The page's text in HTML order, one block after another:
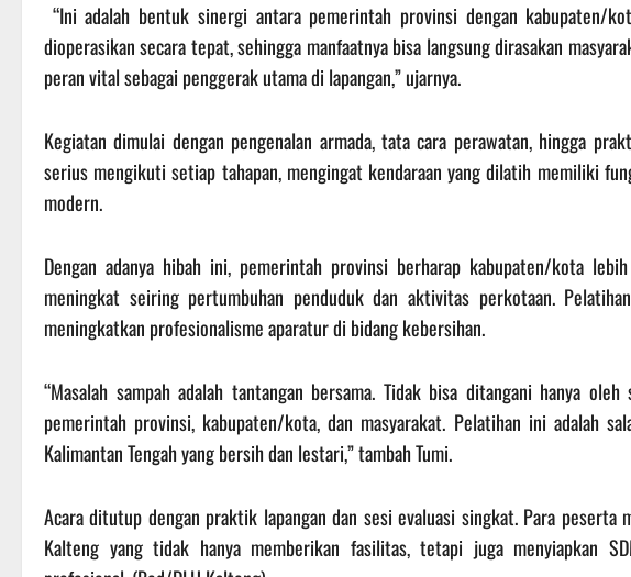
“Ini adalah bentuk sinergi antara pemerintah provinsi dengan kabupaten/
dioperasikan secara tepat, sehingga manfaatnya bisa langsung dirasakan
peran vital sebagai penggerak utama di lapangan,” ujarnya.
Kegiatan dimulai dengan pengenalan armada, tata cara perawatan, hingga
serius mengikuti setiap tahapan, mengingat kendaraan yang dilatih memiliki
modern.
Dengan adanya hibah ini, pemerintah provinsi berharap kabupaten/kota
meningkat seiring pertumbuhan penduduk dan aktivitas perkotaan.
meningkatkan profesionalisme aparatur di bidang kebersihan.
“Masalah sampah adalah tantangan bersama. Tidak bisa ditangani hanya
pemerintah provinsi, kabupaten/kota, dan masyarakat. Pelatihan ini adalah
Kalimantan Tengah yang bersih dan lestari,” tambah Tumi.
Acara ditutup dengan praktik lapangan dan sesi evaluasi singkat. Para peserta
Kalteng yang tidak hanya memberikan fasilitas, tetapi juga menyiapkan